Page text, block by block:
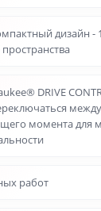
дизайн -
DRIVE
момента для
работ